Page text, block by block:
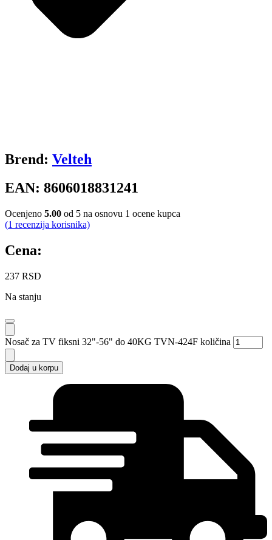
Brend: Velteh
EAN: 8606018831241
Ocenjeno 5.00 od 5 na osnovu 1 ocene kupca
(1 recenzija korisnika)
Cena:
237 RSD
Na stanju
Nosač za TV fiksni 32"-56" do 40KG TVN-424F količina
Dodaj u korpu